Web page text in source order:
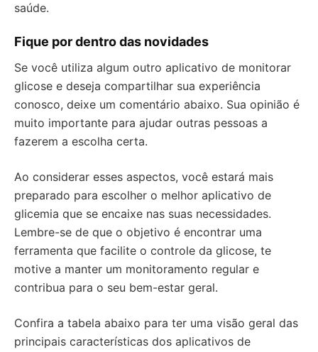
saúde.
Fique por dentro das novidades
Se você utiliza algum outro aplicativo de monitorar
glicose e deseja compartilhar sua experiência
conosco, deixe um comentário abaixo. Sua opinião é
muito importante para ajudar outras pessoas a
fazerem a escolha certa.
Ao considerar esses aspectos, você estará mais
preparado para escolher o melhor aplicativo de
glicemia que se encaixe nas suas necessidades.
Lembre-se de que o objetivo é encontrar uma
ferramenta que facilite o controle da glicose, te
motive a manter um monitoramento regular e
contribua para o seu bem-estar geral.
Confira a tabela abaixo para ter uma visão geral das
principais características dos aplicativos de